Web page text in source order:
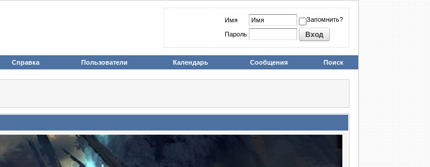
Имя Запомнить?
Пароль
Справка Пользователи Календарь Сообщения Поиск